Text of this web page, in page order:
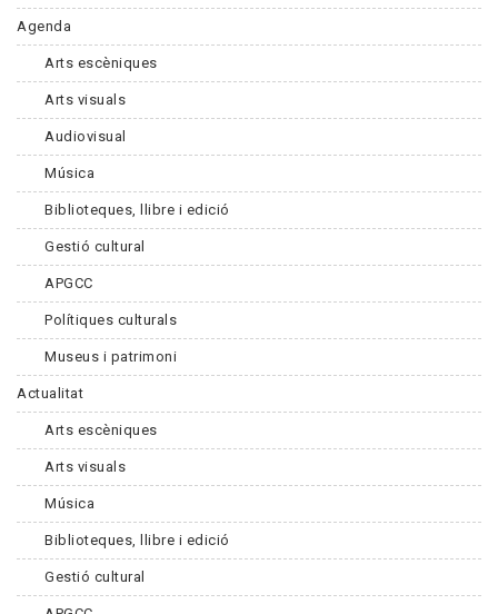
Agenda
Arts escèniques
Arts visuals
Audiovisual
Música
Biblioteques, llibre i edició
Gestió cultural
APGCC
Polítiques culturals
Museus i patrimoni
Actualitat
Arts escèniques
Arts visuals
Música
Biblioteques, llibre i edició
Gestió cultural